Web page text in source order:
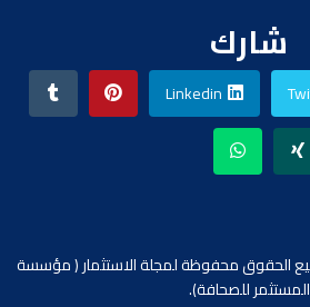
شارك
Linkedin
يونيو 2018 / جميع الحقوق محفوظة لمجلة الاستثمار ( مؤسسة
المستثمر للصحافة).